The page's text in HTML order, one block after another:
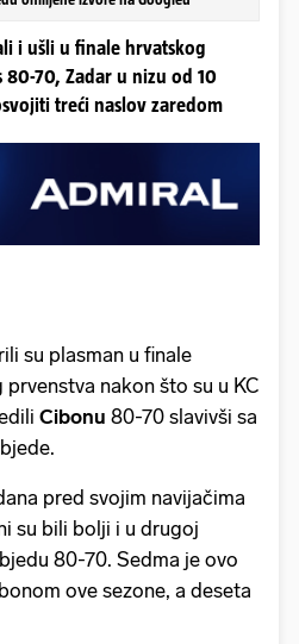
i ušli u finale hrvatskog
80-70, Zadar u nizu od 10
treći naslov zaredom
su plasman u finale
nakon što su u KC
Cibonu 80-70 slavivši sa
pred svojim navijačima
su bili bolji i u drugoj
80-70. Sedma je ovo
ove sezone, a deseta